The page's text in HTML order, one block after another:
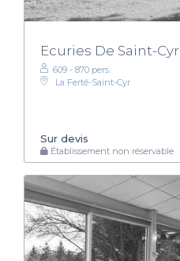
Ecuries De Saint-Cyr
609 - 870 pers.
La Ferté-Saint-Cyr
Sur devis
Établissement non réservable